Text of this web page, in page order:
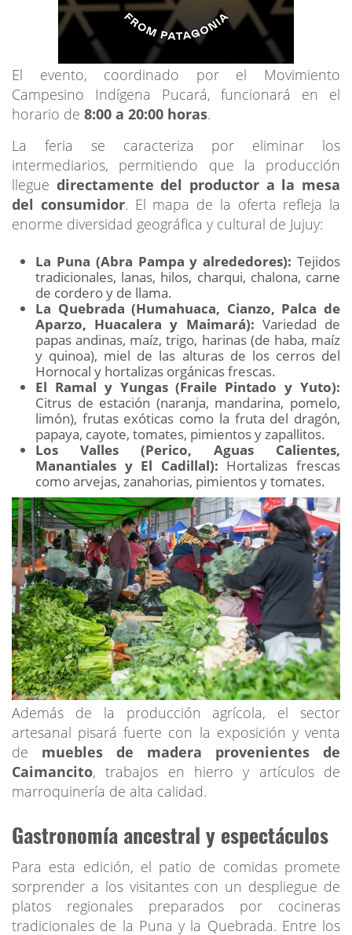
El evento, coordinado por el Movimiento
Campesino Indígena Pucará, funcionará en el
horario de 8:00 a 20:00 horas.
La feria se caracteriza por eliminar los
intermediarios, permitiendo que la producción
llegue directamente del productor a la mesa
del consumidor. El mapa de la oferta refleja la
enorme diversidad geográfica y cultural de Jujuy:
La Puna (Abra Pampa y alrededores): Tejidos
tradicionales, lanas, hilos, charqui, chalona, carne
de cordero y de llama.
La Quebrada (Humahuaca, Cianzo, Palca de
Aparzo, Huacalera y Maimará): Variedad de
papas andinas, maíz, trigo, harinas (de haba, maíz
y quinoa), miel de las alturas de los cerros del
Hornocal y hortalizas orgánicas frescas.
El Ramal y Yungas (Fraile Pintado y Yuto):
Citrus de estación (naranja, mandarina, pomelo,
limón), frutas exóticas como la fruta del dragón,
papaya, cayote, tomates, pimientos y zapallitos.
Los Valles (Perico, Aguas Calientes,
Manantiales y El Cadillal): Hortalizas frescas
como arvejas, zanahorias, pimientos y tomates.
Además de la producción agrícola, el sector
artesanal pisará fuerte con la exposición y venta
de muebles de madera provenientes de
Caimancito, trabajos en hierro y artículos de
marroquinería de alta calidad.
Gastronomía ancestral y espectáculos
Para esta edición, el patio de comidas promete
sorprender a los visitantes con un despliegue de
platos regionales preparados por cocineras
tradicionales de la Puna y la Quebrada. Entre los